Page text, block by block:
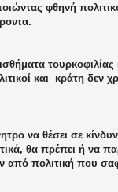
φθηνή
και
κράτη δεν
να θέσει σε
θα πρέπει ή να
πολιτική που